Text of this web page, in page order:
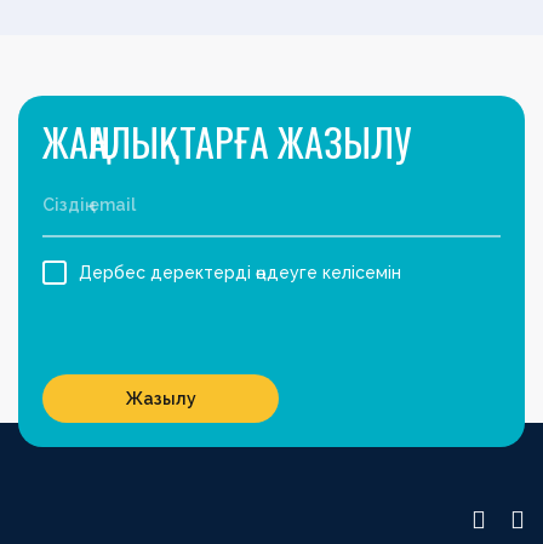
ЖАҢАЛЫҚТАРҒА ЖАЗЫЛУ
Дербес деректерді өңдеуге келісемін
Жазылу